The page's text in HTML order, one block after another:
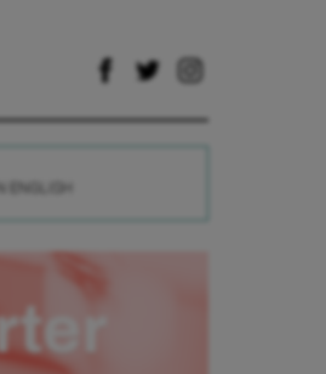
ENGLISH